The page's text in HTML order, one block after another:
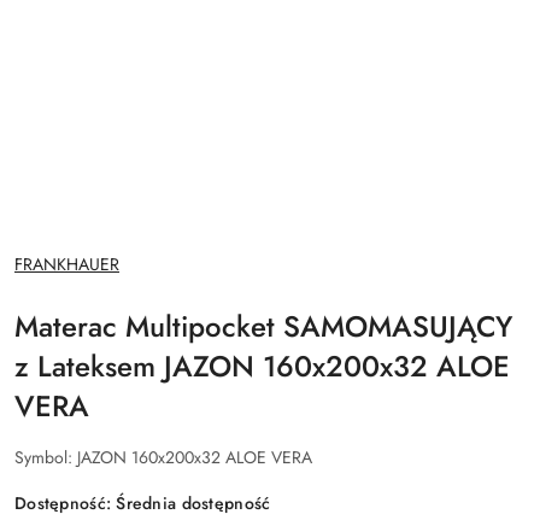
NAZWA
PRODUCENTA:
FRANKHAUER
Materac Multipocket SAMOMASUJĄCY
z Lateksem JAZON 160x200x32 ALOE
VERA
Symbol: JAZON 160x200x32 ALOE VERA
Dostępność:Średnia dostępność